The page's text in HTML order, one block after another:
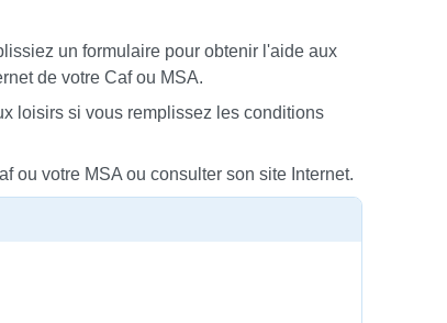
un formulaire pour obtenir l'aide aux
de votre Caf ou MSA.
loisirs si vous remplissez les conditions
ou votre MSA ou consulter son site Internet.